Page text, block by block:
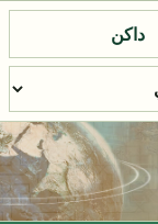
داكن